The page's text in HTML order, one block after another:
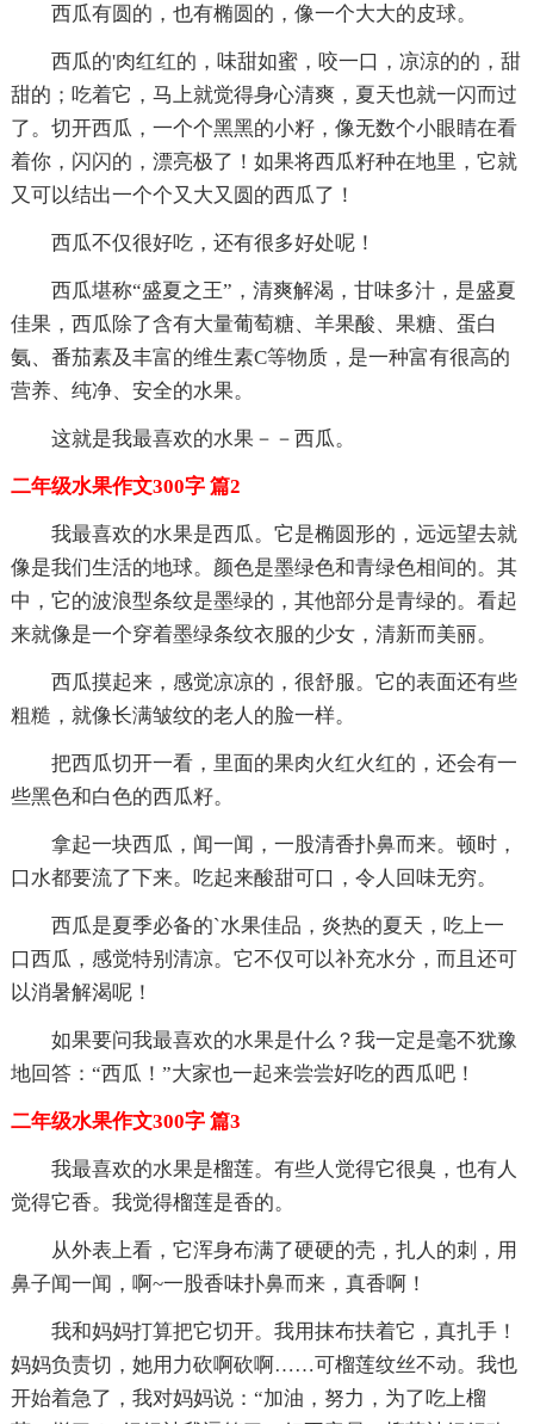
西瓜有圆的，也有椭圆的，像一个大大的皮球。
西瓜的'肉红红的，味甜如蜜，咬一口，凉涼的的，甜
甜的；吃着它，马上就觉得身心清爽，夏天也就一闪而过
了。切开西瓜，一个个黑黑的小籽，像无数个小眼睛在看
着你，闪闪的，漂亮极了！如果将西瓜籽种在地里，它就
又可以结出一个个又大又圆的西瓜了！
西瓜不仅很好吃，还有很多好处呢！
西瓜堪称“盛夏之王”，清爽解渴，甘味多汁，是盛夏
佳果，西瓜除了含有大量葡萄糖、羊果酸、果糖、蛋白
氨、番茄素及丰富的维生素C等物质，是一种富有很高的
营养、纯净、安全的水果。
这就是我最喜欢的水果－－西瓜。
二年级水果作文300字 篇2
我最喜欢的水果是西瓜。它是椭圆形的，远远望去就
像是我们生活的地球。颜色是墨绿色和青绿色相间的。其
中，它的波浪型条纹是墨绿的，其他部分是青绿的。看起
来就像是一个穿着墨绿条纹衣服的少女，清新而美丽。
西瓜摸起来，感觉凉凉的，很舒服。它的表面还有些
粗糙，就像长满皱纹的老人的脸一样。
把西瓜切开一看，里面的果肉火红火红的，还会有一
些黑色和白色的西瓜籽。
拿起一块西瓜，闻一闻，一股清香扑鼻而来。顿时，
口水都要流了下来。吃起来酸甜可口，令人回味无穷。
西瓜是夏季必备的`水果佳品，炎热的夏天，吃上一
口西瓜，感觉特别清凉。它不仅可以补充水分，而且还可
以消暑解渴呢！
如果要问我最喜欢的水果是什么？我一定是毫不犹豫
地回答：“西瓜！”大家也一起来尝尝好吃的西瓜吧！
二年级水果作文300字 篇3
我最喜欢的水果是榴莲。有些人觉得它很臭，也有人
觉得它香。我觉得榴莲是香的。
从外表上看，它浑身布满了硬硬的壳，扎人的刺，用
鼻子闻一闻，啊~一股香味扑鼻而来，真香啊！
我和妈妈打算把它切开。我用抹布扶着它，真扎手！
妈妈负责切，她用力砍啊砍啊……可榴莲纹丝不动。我也
开始着急了，我对妈妈说：“加油，努力，为了吃上榴